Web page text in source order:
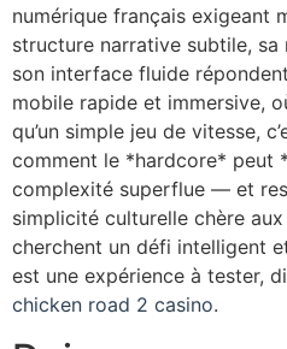
numérique français exigeant
structure narrative subtile, sa
son interface fluide
mobile rapide et immersive,
qu’un simple jeu de vitesse,
comment le *hardcore* peut
complexité superflue — et
simplicité culturelle chère
cherchent un défi intelligent
est une expérience à tester,
chicken road 2 casino.